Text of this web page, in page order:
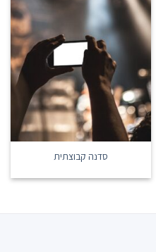
סדנה קבוצתית